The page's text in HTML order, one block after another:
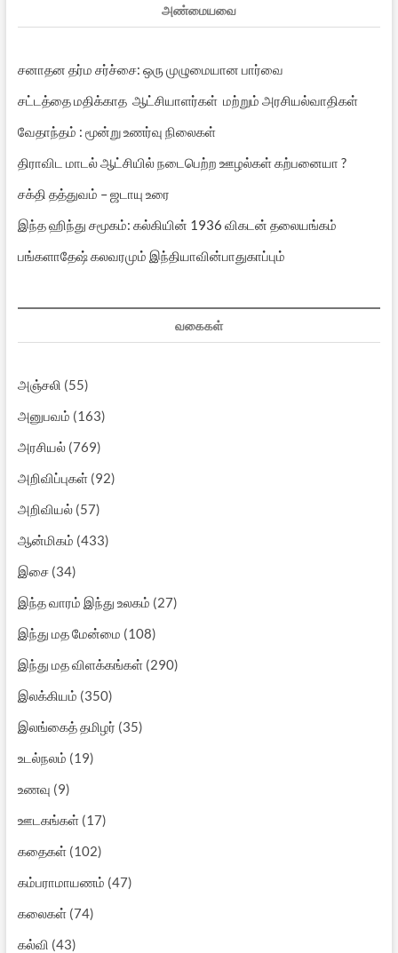
அண்மையவை
சனாதன தர்ம சர்ச்சை: ஒரு முழுமையான பார்வை
சட்டத்தை மதிக்காத ஆட்சியாளர்கள் மற்றும் அரசியல்வாதிகள்
வேதாந்தம் : மூன்று உணர்வு நிலைகள்
திராவிட மாடல் ஆட்சியில் நடைபெற்ற ஊழல்கள் கற்பனையா ?
சக்தி தத்துவம் – ஜடாயு உரை
இந்த ஹிந்து சமூகம்: கல்கியின் 1936 விகடன் தலையங்கம்
பங்களாதேஷ் கலவரமும் இந்தியாவின்பாதுகாப்பும்
வகைகள்
அஞ்சலி (55)
அனுபவம் (163)
அரசியல்(769)
அறிவிப்புகள்(92)
அறிவியல்(57)
ஆன்மிகம் (433)
இசை(34)
இந்த வாரம் இந்து உலகம் (27)
இந்து மத மேன்மை (108)
இந்து மத விளக்கங்கள்(290)
இலக்கியம் (350)
இலங்கைத் தமிழர் (35)
உடல்நலம் (19)
உணவு (9)
ஊடகங்கள்(17)
கதைகள்(102)
கம்பராமாயணம் (47)
கலைகள்(74)
கல்வி (43)